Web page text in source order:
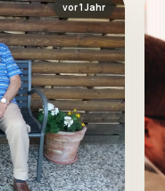
vor 1 Jahr